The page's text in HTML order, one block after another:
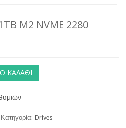
M2 NVME 2280
ΚΑΛΆΘΙ
Κατηγορία: Drives